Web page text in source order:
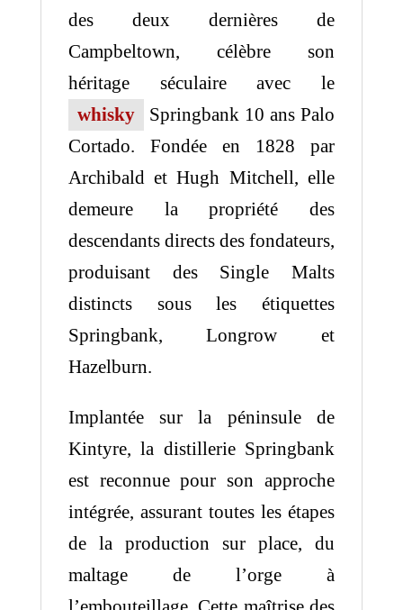
des deux dernières de
Campbeltown, célèbre son
héritage séculaire avec le
whisky
Springbank 10 ans Palo
Cortado. Fondée en 1828 par
Archibald et Hugh Mitchell, elle
demeure la propriété des
descendants directs des fondateurs,
produisant des Single Malts
distincts sous les étiquettes
Springbank, Longrow et
Hazelburn.
Implantée sur la péninsule de
Kintyre, la distillerie Springbank
est reconnue pour son approche
intégrée, assurant toutes les étapes
de la production sur place, du
maltage de l’orge à